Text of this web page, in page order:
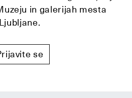
in galerijah mesta
Ljubljane.
se